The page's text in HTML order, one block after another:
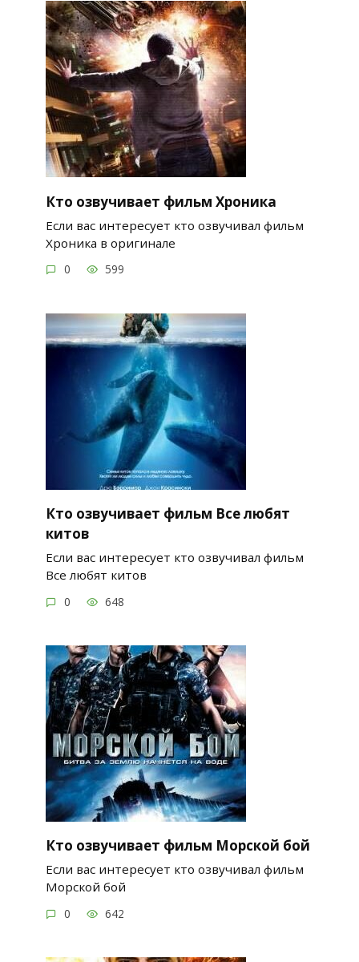
Кто озвучивает фильм Хроника
Если вас интересует кто озвучивал фильм
Хроника в оригинале
0 599
Кто озвучивает фильм Все любят
китов
Если вас интересует кто озвучивал фильм
Все любят китов
0 648
Кто озвучивает фильм Морской бой
Если вас интересует кто озвучивал фильм
Морской бой
0 642